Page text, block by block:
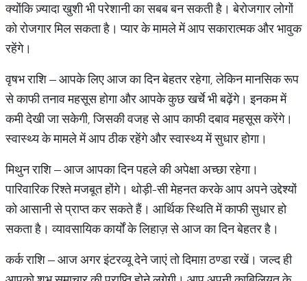
क्योंकि ज़्यादा खुशी भी परेशानी का सबब बन सकती है। बेरोजगार लोगों
को रोजगार मिल सकता है। प्यार के मामले में आप सकारात्मक और भावुक
रहेंगे।
वृषभ राशि – आपके लिए आज का दिन बेहतर रहेगा, लेकिन मानसिक रूप
से काफी तनाव महसूस होगा और आपके कुछ खर्चे भी बढ़ेंगे। इनकम में
कमी देखी जा सकेगी, जिसकी वजह से आप काफी दबाव महसूस करेंगे।
स्वास्थ्य के मामले में आप ठीक रहेंगे और स्वास्थ्य में सुधार होगा।
मिथुन राशि – आज आपका दिन पहले की अपेक्षा अच्छा रहेगा।
पारिवारिक रिश्ते मजबूत होंगे। थोड़ी-सी मेहनत करके आप अपने उद्देश्यों
को आसानी से प्राप्त कर सकते हैं। आर्थिक स्थिति में काफी सुधार हो
सकता है। व्यावसायिक कार्यों के लिहाज़ से आज का दिन बेहतर है।
कर्क राशि – आज अगर इंटरव्यू देने जाएं तो दिमाग़ ठण्डा रखें। जल्द ही